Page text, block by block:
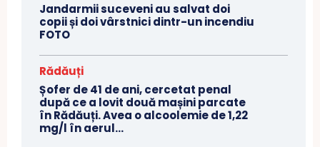
Jandarmii suceveni au salvat doi
copii și doi vârstnici dintr-un incendiu
FOTO
Rădăuți
Șofer de 41 de ani, cercetat penal
după ce a lovit două mașini parcate
în Rădăuți. Avea o alcoolemie de 1,22
mg/l în aerul...